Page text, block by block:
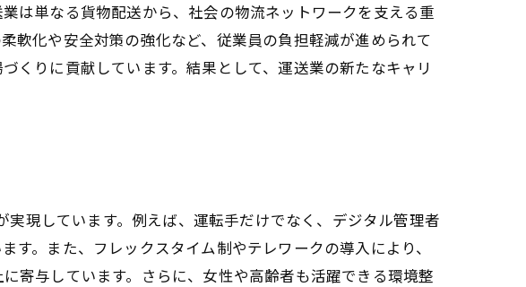
は単なる貨物配送から、社会の物流ネットワークを支える重
軟化や安全対策の強化など、従業員の負担軽減が進められて
くりに貢献しています。結果として、運送業の新たなキャリ
現しています。例えば、運転手だけでなく、デジタル管理者
。また、フレックスタイム制やテレワークの導入により、
寄与しています。さらに、女性や高齢者も活躍できる環境整